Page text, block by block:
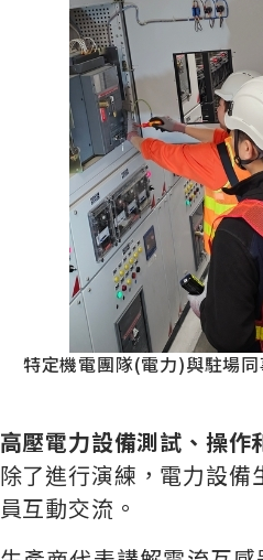
特定機電團隊(電力)與駐場
高壓電力設備測試、操作
除了進行演練，電力設
員互動交流。